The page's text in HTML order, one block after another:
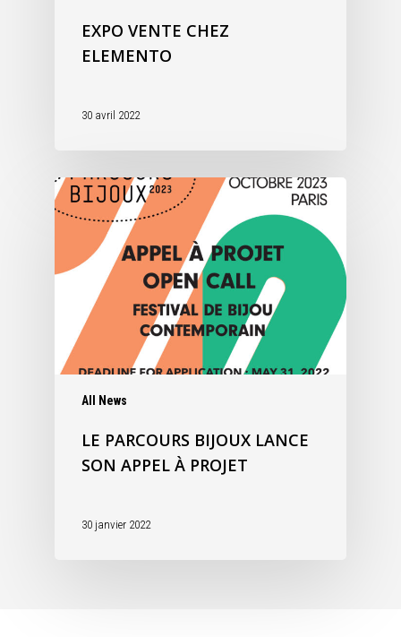
EXPO VENTE CHEZ
ELEMENTO
30 avril 2022
All News
LE PARCOURS BIJOUX LANCE
SON APPEL À PROJET
30 janvier 2022